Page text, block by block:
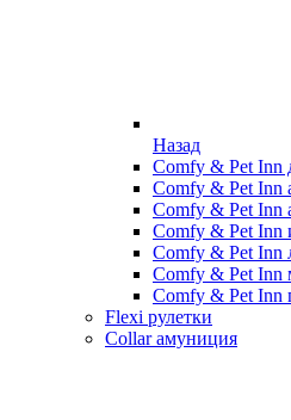
Назад
Comfy & Pet Inn
Comfy & Pet Inn
Comfy & Pet Inn
Comfy & Pet Inn
Comfy & Pet Inn
Comfy & Pet Inn
Comfy & Pet Inn
Flexi рулетки
Collar амуниция